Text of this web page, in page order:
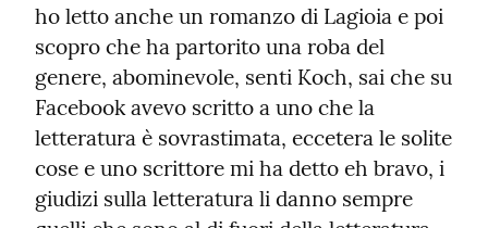
ho letto anche un romanzo di Lagioia e poi
scopro che ha partorito una roba del
genere, abominevole, senti Koch, sai che su
Facebook avevo scritto a uno che la
letteratura è sovrastimata, eccetera le solite
cose e uno scrittore mi ha detto eh bravo, i
giudizi sulla letteratura li danno sempre